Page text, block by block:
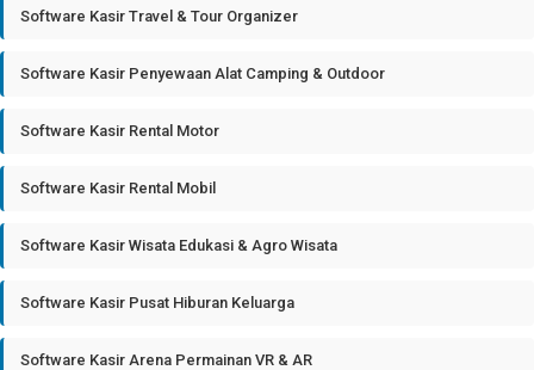
Software Kasir Travel & Tour Organizer
Software Kasir Penyewaan Alat Camping & Outdoor
Software Kasir Rental Motor
Software Kasir Rental Mobil
Software Kasir Wisata Edukasi & Agro Wisata
Software Kasir Pusat Hiburan Keluarga
Software Kasir Arena Permainan VR & AR